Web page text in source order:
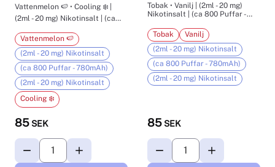
Vattenmelon 🍉 • Cooling ❄️ |
(2ml - 20 mg) Nikotinsalt | (ca
85 SEK
Vattenmelon 🍉
(2ml - 20 mg) Nikotinsalt
(ca 800 Puffar - 780mAh)
(2ml - 20 mg) Nikotinsalt
Cooling ❄️
Tobak • Vanilj | (2ml - 20 mg)
Nikotinsalt | (ca 800 Puffar -
85 SEK
Tobak
Vanilj
(2ml - 20 mg) Nikotinsalt
(ca 800 Puffar - 780mAh)
(2ml - 20 mg) Nikotinsalt